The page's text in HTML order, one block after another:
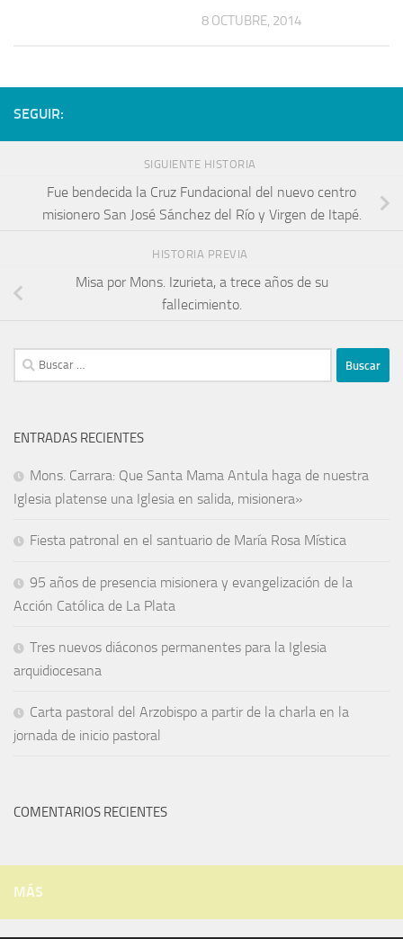
8 OCTUBRE, 2014
SEGUIR:
SIGUIENTE HISTORIA
Fue bendecida la Cruz Fundacional del nuevo centro
misionero San José Sánchez del Río y Virgen de Itapé.
HISTORIA PREVIA
Misa por Mons. Izurieta, a trece años de su
fallecimiento.
ENTRADAS RECIENTES
Mons. Carrara: Que Santa Mama Antula haga de nuestra
Iglesia platense una Iglesia en salida, misionera»
Fiesta patronal en el santuario de María Rosa Mística
95 años de presencia misionera y evangelización de la
Acción Católica de La Plata
Tres nuevos diáconos permanentes para la Iglesia
arquidiocesana
Carta pastoral del Arzobispo a partir de la charla en la
jornada de inicio pastoral
COMENTARIOS RECIENTES
MÁS